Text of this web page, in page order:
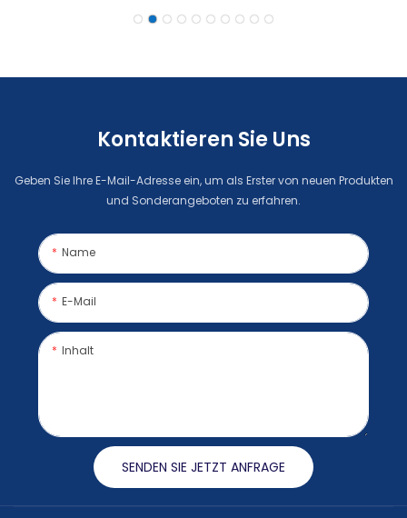
Integrierter Speicher
Kontaktieren Sie Uns
Geben Sie Ihre E-Mail-Adresse ein, um als Erster von neuen Produkten
und Sonderangeboten zu erfahren.
Name
E-Mail
Inhalt
SENDEN SIE JETZT ANFRAGE